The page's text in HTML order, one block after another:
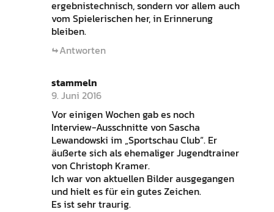
ergebnistechnisch, sondern vor allem auch
vom Spielerischen her, in Erinnerung
bleiben.
Antworten
stammeln
9. Juni 2016
Vor einigen Wochen gab es noch
Interview-Ausschnitte von Sascha
Lewandowski im „Sportschau Club“. Er
äußerte sich als ehemaliger Jugendtrainer
von Christoph Kramer.
Ich war von aktuellen Bilder ausgegangen
und hielt es für ein gutes Zeichen.
Es ist sehr traurig.